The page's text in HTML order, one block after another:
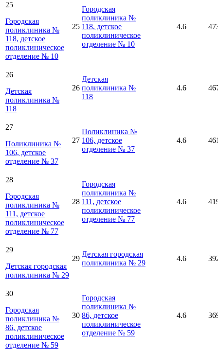
25
Городская
поликлиника №
118, детское
поликлиническое
отделение № 10
25
Городская
поликлиника №
118, детское
поликлиническое
отделение № 10
4.6
26
Детская
поликлиника №
118
26
Детская
поликлиника №
118
4.6
27
Поликлиника №
106, детское
отделение № 37
27
Поликлиника №
106, детское
отделение № 37
4.6
28
Городская
поликлиника №
111, детское
поликлиническое
отделение № 77
28
Городская
поликлиника №
111, детское
поликлиническое
отделение № 77
4.6
29
Детская городская
поликлиника № 29
29
Детская городская
поликлиника № 29
4.6
30
Городская
поликлиника №
86, детское
поликлиническое
отделение № 59
30
Городская
поликлиника №
86, детское
поликлиническое
отделение № 59
4.6